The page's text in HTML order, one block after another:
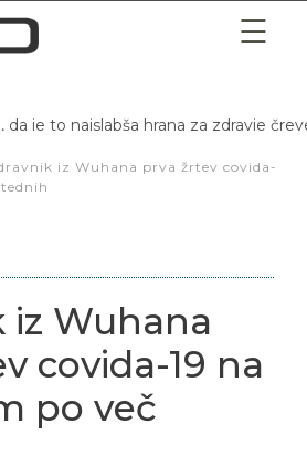
iz Wuhana prva žrtev covida-
iz Wuhana
covida-19 na
po več